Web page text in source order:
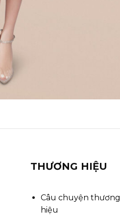
THƯƠNG HIỆU
Câu chuyện thương
hiệu